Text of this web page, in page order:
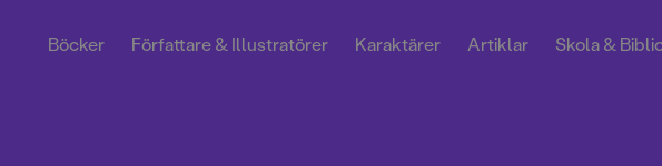
Böcker Författare & Illustratörer Karaktärer Artiklar Skola &